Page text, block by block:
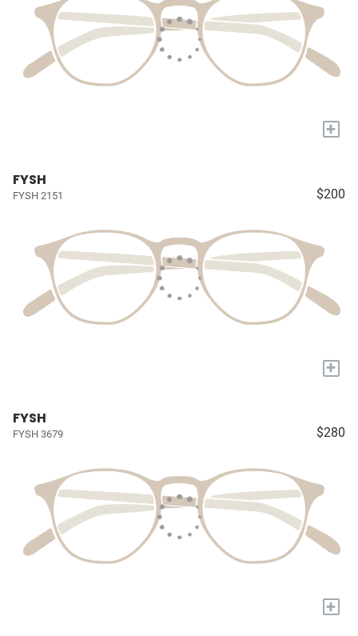
+
FYSH
FYSH 2151 $200
+
FYSH
FYSH 3679 $280
+